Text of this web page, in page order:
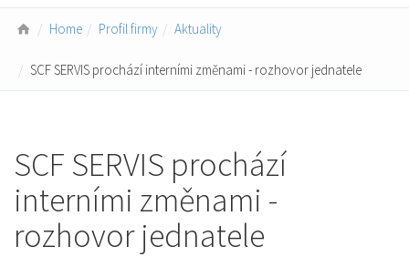
Home Profil firmy Aktuality
SCF SERVIS prochází interními změnami - rozhovor jednatele
SCF SERVIS prochází
interními změnami -
rozhovor jednatele